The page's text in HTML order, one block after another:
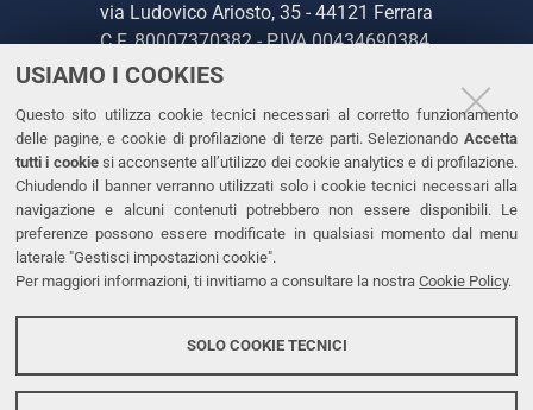
USIAMO I COOKIES
Questo sito utilizza cookie tecnici necessari al corretto funzionamento
delle pagine, e cookie di profilazione di terze parti. Selezionando Accetta
tutti i cookiesi acconsente all’utilizzo dei cookie analytics e di profilazione.
Chiudendo il banner verranno utilizzati solo i cookie tecnici necessari alla
navigazione e alcuni contenuti potrebbero non essere disponibili. Le
preferenze possono essere modificate in qualsiasi momento dal menu
laterale "Gestisci impostazioni cookie".
Per maggiori informazioni, ti invitiamo a consultare la nostra Cookie Policy.
SOLO COOKIE TECNICI
via Ludovico Ariosto, 35 - 44121 Ferrara
C.F. 80007370382 - P.IVA 00434690384
CONTATTI
Tel. +39 0532 293111
Fax. +39 0532 293031
PEC
LINKS
Accessibilità
Protezione dati personali